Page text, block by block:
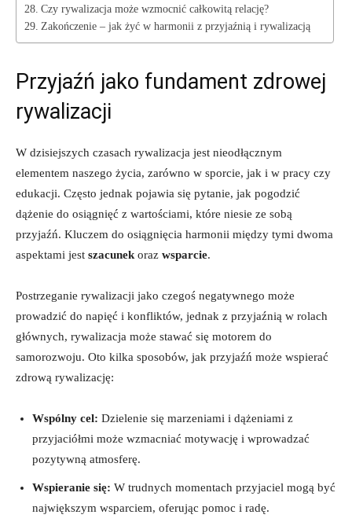
Czy rywalizacja ⁢może wzmocnić całkowitą relację?
Zakończenie –⁣ jak żyć w harmonii z przyjaźnią i‌ rywalizacją
Przyjaźń jako fundament ‍zdrowej​
rywalizacji
W dzisiejszych czasach rywalizacja jest nieodłącznym
‌elementem naszego życia,​ zarówno w sporcie,‌ jak⁣ i w‍ pracy czy
edukacji. Często ​jednak pojawia⁣ się pytanie, jak pogodzić
dążenie⁤ do osiągnięć z wartościami, które niesie ze sobą
przyjaźń. Kluczem do osiągnięcia harmonii między tymi‌ dwoma
aspektami jest szacunek oraz wsparcie.
Postrzeganie rywalizacji jako czegoś negatywnego może
prowadzić do‌ napięć i konfliktów, jednak z przyjaźnią w rolach
głównych, ‌rywalizacja może stawać się motorem do
samorozwoju. Oto kilka ⁣sposobów, jak przyjaźń może‌ wspierać⁤
zdrową rywalizację:
Wspólny cel: Dzielenie się ‌marzeniami i dążeniami z
przyjaciółmi​ może wzmacniać motywację ⁢i wprowadzać
pozytywną atmosferę.
Wspieranie się: W ⁤trudnych momentach ​przyjaciel mogą być
największym wsparciem, oferując ​pomoc i radę.